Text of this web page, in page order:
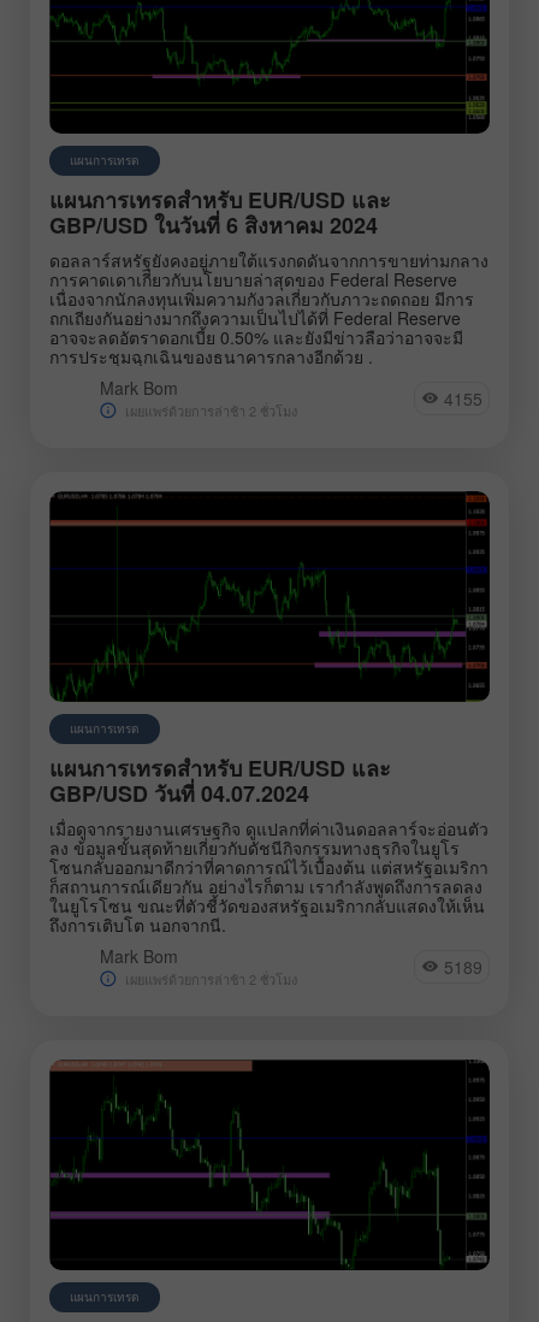
ปัจจัยพื้นฐาน คุณ Mark นำเสนอการ
วิเคราะห์เชิงลึกของเหตุการณ์ที่อาจส่งผลต่อ
เส้นทางของราคาตลาดให้อ่านง่ายใน
บทความของเขา
แผนการเทรด
แผนการเทรดสำหรับ EUR/USD และ
GBP/USD ในวันที่ 6 สิงหาคม 2024
ดอลลาร์สหรัฐยังคงอยู่ภายใต้แรงกดดันจากการขายท่ามกลาง
การคาดเดาเกี่ยวกับนโยบายล่าสุดของ Federal Reserve
เนื่องจากนักลงทุนเพิ่มความกังวลเกี่ยวกับภาวะถดถอย มีการ
ถกเถียงกันอย่างมากถึงความเป็นไปได้ที่ Federal Reserve
อาจจะลดอัตราดอกเบี้ย 0.50% และยังมีข่าวลือว่าอาจจะมี
การประชุมฉุกเฉินของธนาคารกลางอีกด้วย .
Mark Bom
เผยแพร่ด้วยการล่าช้า 2 ชั่วโมง 4155
แผนการเทรด
แผนการเทรดสำหรับ EUR/USD และ
GBP/USD วันที่ 04.07.2024
เมื่อดูจากรายงานเศรษฐกิจ ดูแปลกที่ค่าเงินดอลลาร์จะอ่อนตัว
ลง ข้อมูลขั้นสุดท้ายเกี่ยวกับดัชนีกิจกรรมทางธุรกิจในยูโร
โซนกลับออกมาดีกว่าที่คาดการณ์ไว้เบื้องต้น แต่สหรัฐอเมริกา
ก็สถานการณ์เดียวกัน อย่างไรก็ตาม เรากำลังพูดถึงการลดลง
ในยูโรโซน ขณะที่ตัวชี้วัดของสหรัฐอเมริกากลับแสดงให้เห็น
ถึงการเติบโต นอกจากนี.
Mark Bom
เผยแพร่ด้วยการล่าช้า 2 ชั่วโมง 5189
แผนการเทรด